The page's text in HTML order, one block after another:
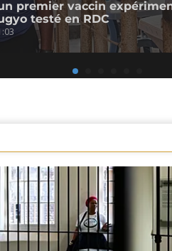
premier vaccin
testé en RDC